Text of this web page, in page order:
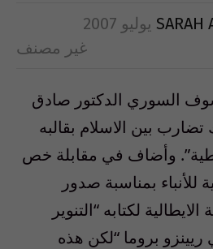
SARAH
غير مصنف
السوري الدكتور صادق
بين الاسلام بقالبه
وأضاف في مقابلة خص
للأنباء بمناسبة صدور
لكتابه “التنوير
بروما “لكن هذه